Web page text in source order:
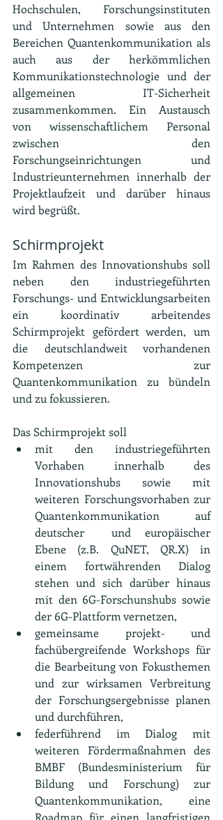
Hochschulen, Forschungsinstituten
und Unternehmen sowie aus den
Bereichen Quantenkommunikation als
auch aus der herkömmlichen
Kommunikationstechnologie und der
allgemeinen IT-Sicherheit
zusammenkommen. Ein Austausch
von wissenschaftlichem Personal
zwischen den
Forschungseinrichtungen und
Industrieunternehmen innerhalb der
Projektlaufzeit und darüber hinaus
wird begrüßt.
Schirmprojekt
Im Rahmen des Innovationshubs soll
neben den industriegeführten
Forschungs- und Entwicklungsarbeiten
ein koordinativ arbeitendes
Schirmprojekt gefördert werden, um
die deutschlandweit vorhandenen
Kompetenzen zur
Quantenkommunikation zu bündeln
und zu fokussieren.
Das Schirmprojekt soll
mit den industriegeführten
Vorhaben innerhalb des
Innovationshubs sowie mit
weiteren Forschungsvorhaben zur
Quantenkommunikation auf
deutscher  und europäischer
Ebene (z.B. QuNET, QR.X) in
einem fortwährenden Dialog
stehen und sich darüber hinaus
mit den 6G-Forschunshubs sowie
der 6G-Plattform vernetzen,
gemeinsame projekt- und
fachübergreifende Workshops für
die Bearbeitung von Fokusthemen
und zur wirksamen Verbreitung
der Forschungsergebnisse planen
und durchführen,
federführend im Dialog mit
weiteren Fördermaßnahmen des
BMBF (Bundesministerium für
Bildung und Forschung) zur
Quantenkommunikation, eine
Roadmap für einen langfristigen